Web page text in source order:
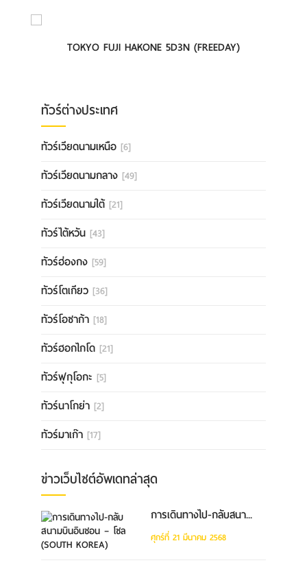
TOKYO FUJI HAKONE 5D3N (FREEDAY)
ทัวร์ต่างประเทศ
ทัวร์เวียดนามเหนือ [6]
ทัวร์เวียดนามกลาง [49]
ทัวร์เวียดนามใต้ [21]
ทัวร์ไต้หวัน [43]
ทัวร์ฮ่องกง [59]
ทัวร์โตเกียว [36]
ทัวร์โอซาก้า [18]
ทัวร์ฮอกไกโด [21]
ทัวร์ฟุกุโอกะ [5]
ทัวร์นาโกย่า [2]
ทัวร์มาเก๊า [17]
ข่าวเว็บไซต์อัพเดทล่าสุด
การเดินทางไป-กลับสนา...
ศุกร์ที่ 21 มีนาคม 2568